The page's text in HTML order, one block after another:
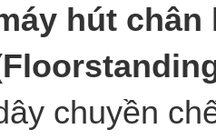
hút
chuyền